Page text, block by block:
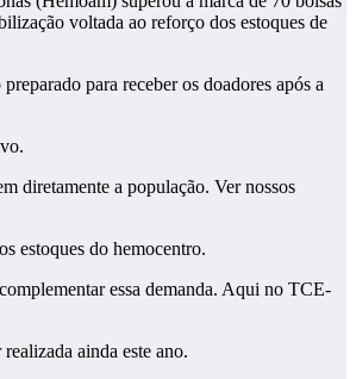
voltada ao reforço dos estoques de
para receber os doadores após a
diretamente a população. Ver nossos
estoques do hemocentro.
essa demanda. Aqui no TCE-
ainda este ano.